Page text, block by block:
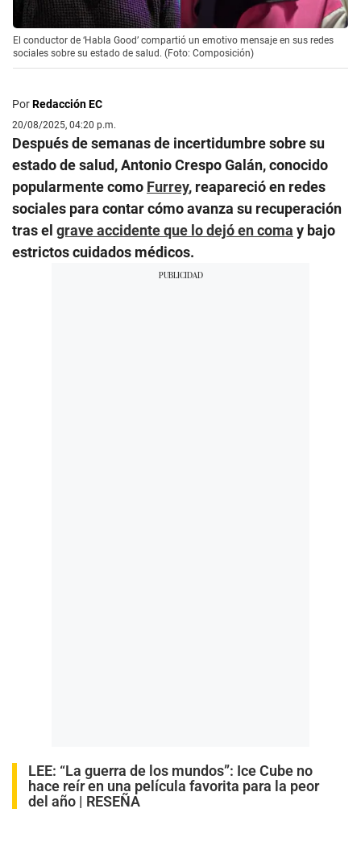
El conductor de ‘Habla Good’ compartió un emotivo mensaje en sus redes
sociales sobre su estado de salud. (Foto: Composición)
PorRedacción EC
20/08/2025, 04:20 p.m.
Después de semanas de incertidumbre sobre su
estado de salud, Antonio Crespo Galán, conocido
popularmente como Furrey, reapareció en redes
sociales para contar cómo avanza su recuperación
tras el grave accidente que lo dejó en coma y bajo
estrictos cuidados médicos.
LEE: “La guerra de los mundos”: Ice Cube no
hace reír en una película favorita para la peor
del año | RESEÑA